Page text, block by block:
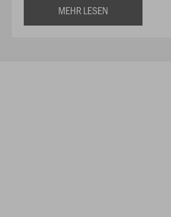
MEHR LESEN